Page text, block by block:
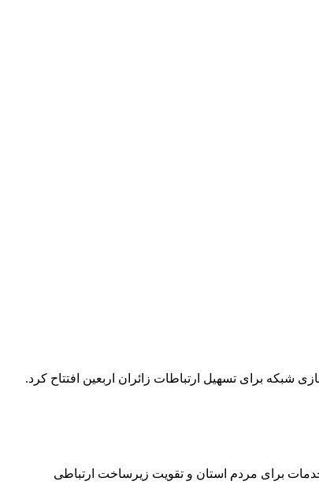
هدف بهبود کیفیت خدمات برای مردم استان و تقویت زیرساخت ارتباطی